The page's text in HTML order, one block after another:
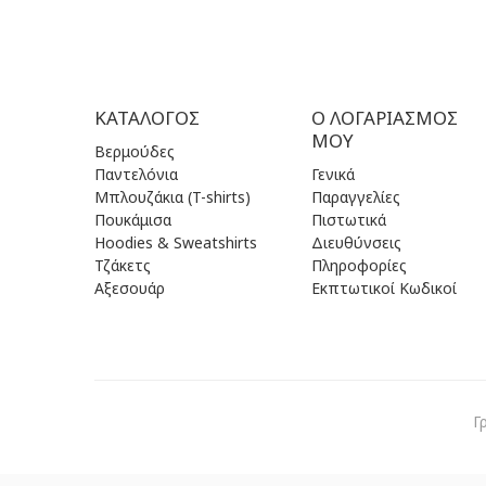
ΚΑΤΆΛΟΓΟΣ
Βερμούδες
Παντελόνια
Μπλουζάκια (T-shirts)
Πουκάμισα
Hoodies & Sweatshirts
Τζάκετς
Αξεσουάρ
Ο ΛΟΓΑΡΙΑΣΜΌΣ
ΜΟΥ
Γενικά
Παραγγελίες
Πιστωτικά
Διευθύνσεις
Πληροφορίες
Εκπτωτικοί Κωδικοί